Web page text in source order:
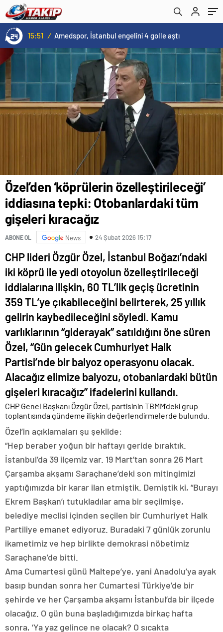
13:00 /
kıracağız
Özel’den ‘köprülerin özelleştirileceği’
iddiasına tepki: Otobanlardaki tüm
gişeleri kıracağız
ABONE OL News 24 Şubat 2026 15:17
CHP lideri Özgür Özel, İstanbul Boğazı’ndaki
iki köprü ile yedi otoyolun özelleştirileceği
iddialarına ilişkin, 60 TL’lik geçiş ücretinin
359 TL’ye çıkabileceğini belirterek, 25 yıllık
gelirin kaybedileceğini söyledi. Kamu
varlıklarının “giderayak” satıldığını öne süren
Özel, “Gün gelecek Cumhuriyet Halk
Partisi’nde bir balyoz operasyonu olacak.
Alacağız elimize balyozu, otobanlardaki bütün
gişeleri kıracağız” ifadelerini kullandı.
CHP Genel Başkanı Özgür Özel, partisinin TBMM’deki grup
toplantısında gündeme ilişkin değerlendirmelerde bulundu.
Özel’in açıklamaları şu şekilde:
“Hep beraber yoğun bir haftayı geride bıraktık.
İstanbul’da 39 ilçemiz var. 19 Mart’tan sonra 26 Mart
Çarşamba akşamı Saraçhane’deki son mitingimizi
yaptığımızda bir karar ilan etmiştik. Demiştik ki, “Burayı
Ekrem Başkan’ı tutukladılar ama bir seçilmişe,
belediye meclisi içinden seçilen bir Cumhuriyet Halk
Partiliye emanet ediyoruz. Buradaki 7 günlük zorunlu
ikametimiz ve hep birlikte demokrasi nöbetimiz
Saraçhane’de bitti.
Ama Cumartesi günü Maltepe’ye, yani Anadolu’ya ayak
basıp bundan sonra her Cumartesi Türkiye’de bir
şehirde ve her Çarşamba akşamı İstanbul’da bir ilçede
olacağız. O gün buna başladığımızda birkaç hafta
sonra, ‘Ya yaz gelince ne olacak? O sıcakta